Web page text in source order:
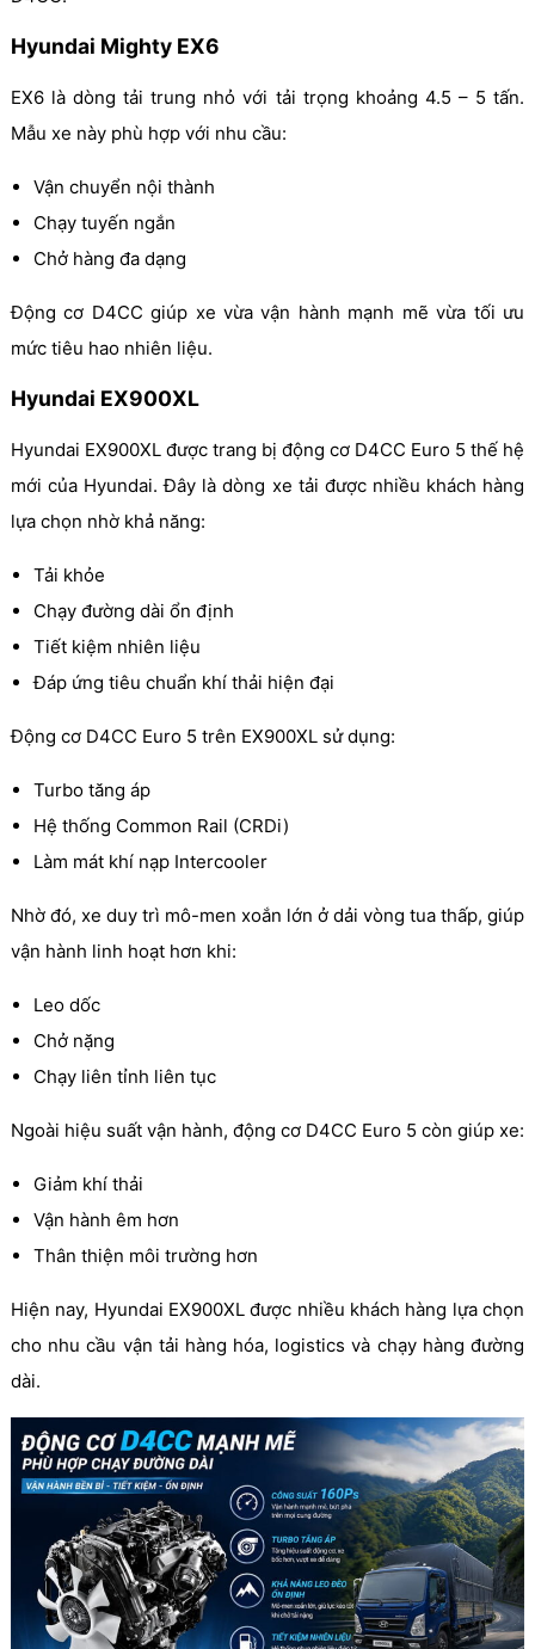
Hyundai Mighty EX6
EX6 là dòng tải trung nhỏ với tải trọng khoảng 4.5 – 5 tấn.
Mẫu xe này phù hợp với nhu cầu:
Vận chuyển nội thành
Chạy tuyến ngắn
Chở hàng đa dạng
Động cơ D4CC giúp xe vừa vận hành mạnh mẽ vừa tối ưu
mức tiêu hao nhiên liệu.
Hyundai EX900XL
Hyundai EX900XL được trang bị động cơ D4CC Euro 5 thế hệ
mới của Hyundai. Đây là dòng xe tải được nhiều khách hàng
lựa chọn nhờ khả năng:
Tải khỏe
Chạy đường dài ổn định
Tiết kiệm nhiên liệu
Đáp ứng tiêu chuẩn khí thải hiện đại
Động cơ D4CC Euro 5 trên EX900XL sử dụng:
Turbo tăng áp
Hệ thống Common Rail (CRDi)
Làm mát khí nạp Intercooler
Nhờ đó, xe duy trì mô-men xoắn lớn ở dải vòng tua thấp, giúp
vận hành linh hoạt hơn khi:
Leo dốc
Chở nặng
Chạy liên tỉnh liên tục
Ngoài hiệu suất vận hành, động cơ D4CC Euro 5 còn giúp xe:
Giảm khí thải
Vận hành êm hơn
Thân thiện môi trường hơn
Hiện nay, Hyundai EX900XL được nhiều khách hàng lựa chọn
cho nhu cầu vận tải hàng hóa, logistics và chạy hàng đường
dài.